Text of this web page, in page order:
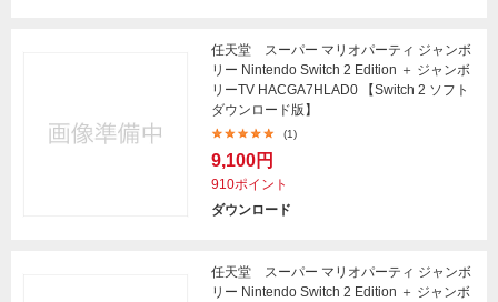
任天堂 スーパー マリオパーティ ジャンボ
リー Nintendo Switch 2 Edition ＋ ジャンボ
リーTV HACGA7HLAD0 【Switch 2 ソフト
ダウンロード版】
(1)
9,100円
910ポイント
ダウンロード
任天堂 スーパー マリオパーティ ジャンボ
リー Nintendo Switch 2 Edition ＋ ジャンボ